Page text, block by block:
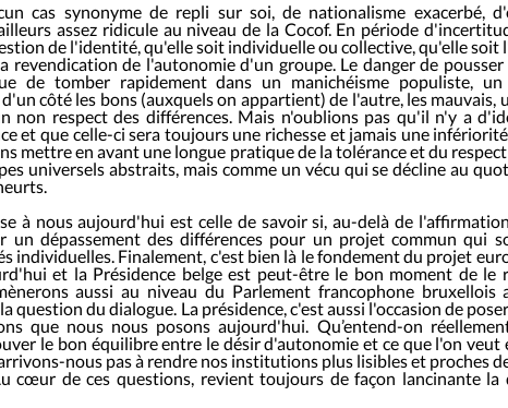
cas synonyme de repli sur soi, de nationalisme exacerbé,
assez ridicule au niveau de la Cocof. En période
de l'identité, qu'elle soit individuelle ou collective, qu'elle soit
revendication de l'autonomie d'un groupe. Le danger de
de tomber rapidement dans un manichéisme populiste,
côté les bons (auxquels on appartient) de l'autre, les mauvais,
non respect des différences. Mais n'oublions pas qu'il n'y a
et que celle-ci sera toujours une richesse et jamais une
mettre en avant une longue pratique de la tolérance et du
universels abstraits, mais comme un vécu qui se décline au
à nous aujourd'hui est celle de savoir si, au-delà de
un dépassement des différences pour un projet commun qui
individuelles. Finalement, c'est bien là le fondement du projet
et la Présidence belge est peut-être le bon moment de le
aussi au niveau du Parlement francophone bruxellois
question du dialogue. La présidence, c'est aussi l'occasion de
que nous nous posons aujourd'hui. Qu’entend-on
le bon équilibre entre le désir d'autonomie et ce que l'on veut
nous pas à rendre nos institutions plus lisibles et proches
cœur de ces questions, revient toujours de façon lancinante la